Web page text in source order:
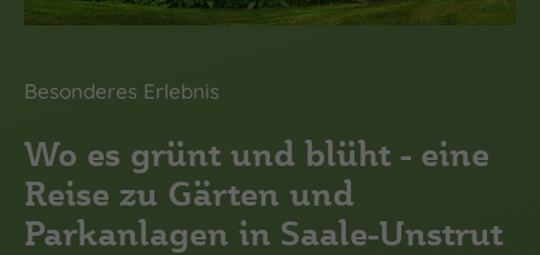
Besonderes Erlebnis
Wo es grünt und blüht - eine
Reise zu Gärten und
Parkanlagen in Saale-Unstrut